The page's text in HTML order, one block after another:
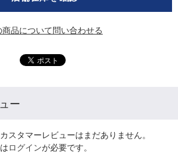
商品について問い合わせる
ー
スタマーレビューはまだありません。
ログインが必要です。